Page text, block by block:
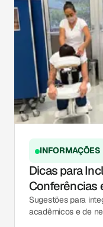
INFORMAÇÕES
Dicas para
Conferências
Sugestões para
acadêmicos e de